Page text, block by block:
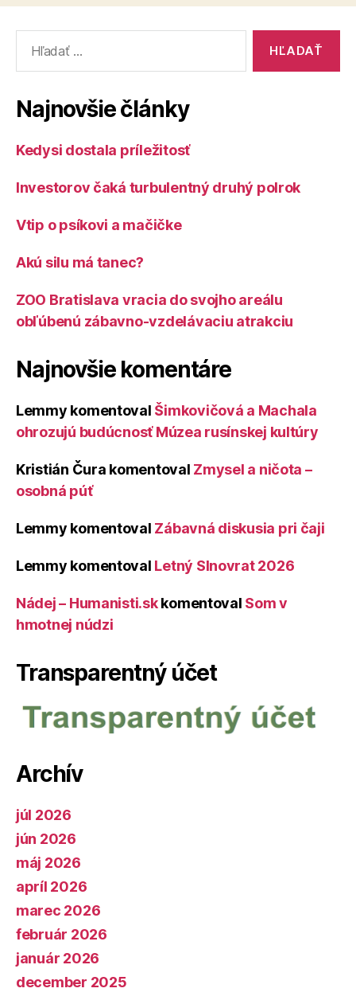
Najnovšie články
Kedysi dostala príležitosť
Investorov čaká turbulentný druhý polrok
Vtip o psíkovi a mačičke
Akú silu má tanec?
ZOO Bratislava vracia do svojho areálu
obľúbenú zábavno-vzdelávaciu atrakciu
Najnovšie komentáre
Lemmy komentoval Šimkovičová a Machala
ohrozujú budúcnosť Múzea rusínskej kultúry
Kristián Čura komentoval Zmysel a ničota –
osobná púť
Lemmy komentoval Zábavná diskusia pri čaji
Lemmy komentoval Letný Slnovrat 2026
Nádej – Humanisti.skkomentoval Som v
hmotnej núdzi
Transparentný účet
Archív
júl 2026
jún 2026
máj 2026
apríl 2026
marec 2026
február 2026
január 2026
december 2025